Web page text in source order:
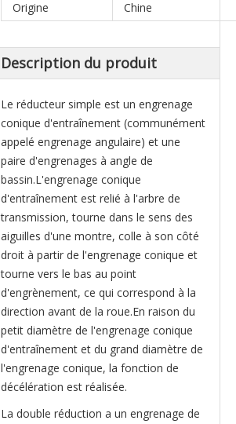
Origine
Chine
Description du produit
Le réducteur simple est un engrenage
conique d'entraînement (communément
appelé engrenage angulaire) et une
paire d'engrenages à angle de
bassin.L'engrenage conique
d'entraînement est relié à l'arbre de
transmission, tourne dans le sens des
aiguilles d'une montre, colle à son côté
droit à partir de l'engrenage conique et
tourne vers le bas au point
d'engrènement, ce qui correspond à la
direction avant de la roue.En raison du
petit diamètre de l'engrenage conique
d'entraînement et du grand diamètre de
l'engrenage conique, la fonction de
décélération est réalisée.
La double réduction a un engrenage de